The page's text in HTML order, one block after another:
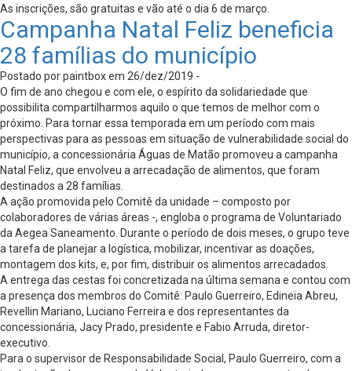
As inscrições, são gratuitas e vão até o dia 6 de março.
Campanha Natal Feliz beneficia
28 famílias do município
Postado por paintbox em 26/dez/2019 -
O fim de ano chegou e com ele, o espírito da solidariedade que
possibilita compartilharmos aquilo o que temos de melhor com o
próximo. Para tornar essa temporada em um período com mais
perspectivas para as pessoas em situação de vulnerabilidade social do
município, a concessionária Águas de Matão promoveu a campanha
Natal Feliz, que envolveu a arrecadação de alimentos, que foram
destinados a 28 famílias.
A ação promovida pelo Comitê da unidade – composto por
colaboradores de várias áreas -, engloba o programa de Voluntariado
da Aegea Saneamento. Durante o período de dois meses, o grupo teve
a tarefa de planejar a logística, mobilizar, incentivar as doações,
montagem dos kits, e, por fim, distribuir os alimentos arrecadados.
A entrega das cestas foi concretizada na última semana e contou com
a presença dos membros do Comitê: Paulo Guerreiro, Edineia Abreu,
Revellin Mariano, Luciano Ferreira e dos representantes da
concessionária, Jacy Prado, presidente e Fabio Arruda, diretor-
executivo.
Para o supervisor de Responsabilidade Social, Paulo Guerreiro, com a